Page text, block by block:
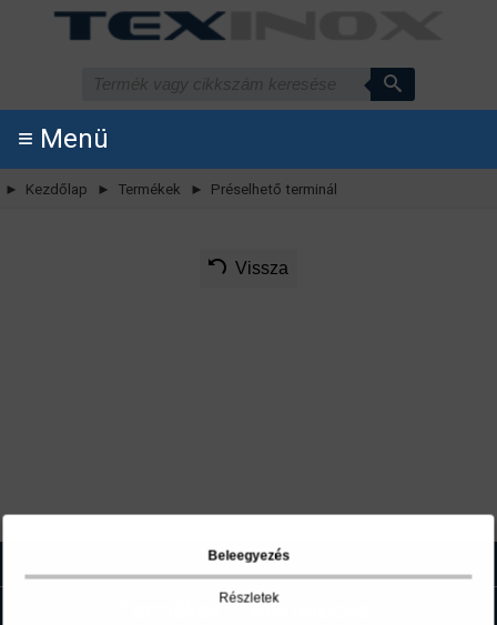
≡ Menü
► Kezdőlap ► Termékek ► Préselhető terminál
Vissza
Termékek
Kivitelezés
Beleegyezés
Részletek